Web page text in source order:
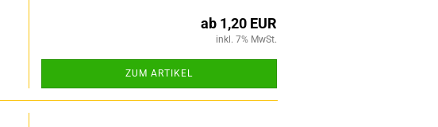
ab 1,20 EUR
inkl. 7% MwSt.
ZUM ARTIKEL